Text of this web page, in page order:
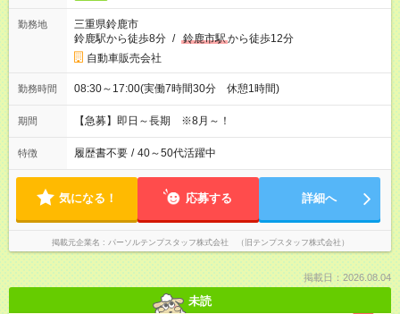
勤務地
三重県鈴鹿市
鈴鹿駅から徒歩8分 / 鈴鹿市駅から徒歩12分
自動車販売会社
勤務時間 08:30～17:00(実働7時間30分 休憩1時間)
期間 【急募】即日～長期 ※8月～！
特徴 履歴書不要 / 40～50代活躍中
気になる！ 応募する 詳細へ
掲載元企業名 パーソルテンプスタッフ株式会社 （旧テンプスタッフ株式会社）
掲載日：2026.08.04
未読